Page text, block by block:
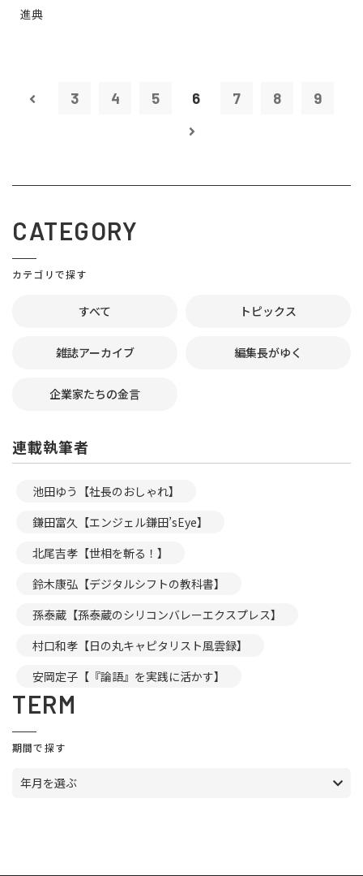
進典
3 4 5 6 7 8 9
CATEGORY
カテゴリで探す
すべて トピックス
雑誌アーカイブ 編集長がゆく
企業家たちの金言
連載執筆者
池田ゆう【社長のおしゃれ】
鎌田富久【エンジェル鎌田’sEye】
北尾吉孝【世相を斬る！】
鈴木康弘【デジタルシフトの教科書】
孫泰蔵【孫泰蔵のシリコンバレーエクスプレス】
村口和孝【日の丸キャピタリスト風雲録】
安岡定子【『論語』を実践に活かす】
TERM
期間で探す
年月を選ぶ